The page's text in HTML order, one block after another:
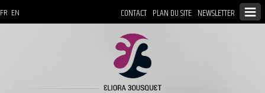
CONTACT PLAN DU SITE NEWSLETTER
FR EN